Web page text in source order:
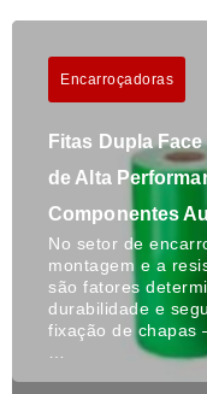
Encarroçadoras
Fitas Dupla
de Alta
Componentes
No setor de
montagem e a
são fatores
durabilidade e
fixação de chapas